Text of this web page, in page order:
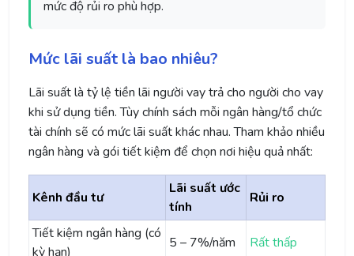
mức độ rủi ro phù hợp.
Mức lãi suất là bao nhiêu?
Lãi suất là tỷ lệ tiền lãi người vay trả cho người cho vay
khi sử dụng tiền. Tùy chính sách mỗi ngân hàng/tổ chức
tài chính sẽ có mức lãi suất khác nhau. Tham khảo nhiều
ngân hàng và gói tiết kiệm để chọn nơi hiệu quả nhất:
Kênh đầu tư
Lãi suất ước
tính
Rủi ro
Tiết kiệm ngân hàng (có
kỳ hạn)
5 – 7%/năm Rất thấp